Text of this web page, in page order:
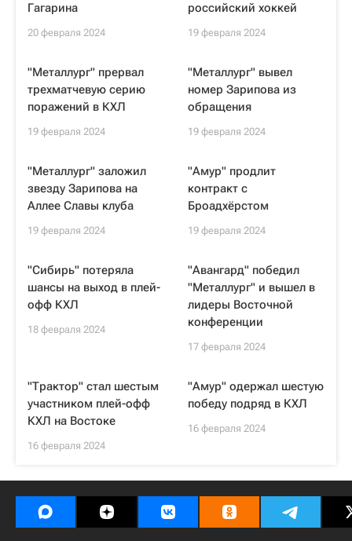
Гагарина
20 февраля 2024
российский хоккей
19 февраля 2024
"Металлург" прервал
трехматчевую серию
поражений в КХЛ
19 февраля 2024
"Металлург" вывел
номер Зарипова из
обращения
19 февраля 2024
"Металлург" заложил
звезду Зарипова на
Аллее Славы клуба
19 февраля 2024
"Амур" продлит
контракт с
Броадхёрстом
19 февраля 2024
"Сибирь" потеряла
шансы на выход в плей-
офф КХЛ
18 февраля 2024
"Авангард" победил
"Металлург" и вышел в
лидеры Восточной
конференции
17 февраля 2024
"Трактор" стал шестым
участником плей-офф
КХЛ на Востоке
16 февраля 2024
"Амур" одержал шестую
победу подряд в КХЛ
16 февраля 2024